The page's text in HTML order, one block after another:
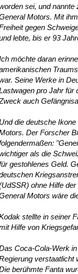
sei, und
Motors. Mit
gegen
lebte, bis er 93
möchte daran
Seine Werke in
pro Jahr für
auch
Und die deutsche
Der Forscher
als die
gestohlenes Geld.
ohne Hilfe
Motors wäre
stellte in seiner
Hilfe von
Coca-Cola-Werk
verstaatlicht
berühmte Fanta